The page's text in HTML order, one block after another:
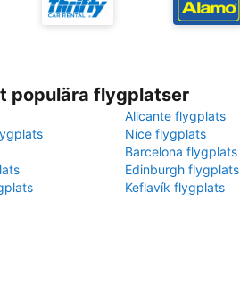
populära flygplatser
Alicante flygplats
Nice flygplats
Barcelona flygplats
Edinburgh flygplats
Keflavík flygplats